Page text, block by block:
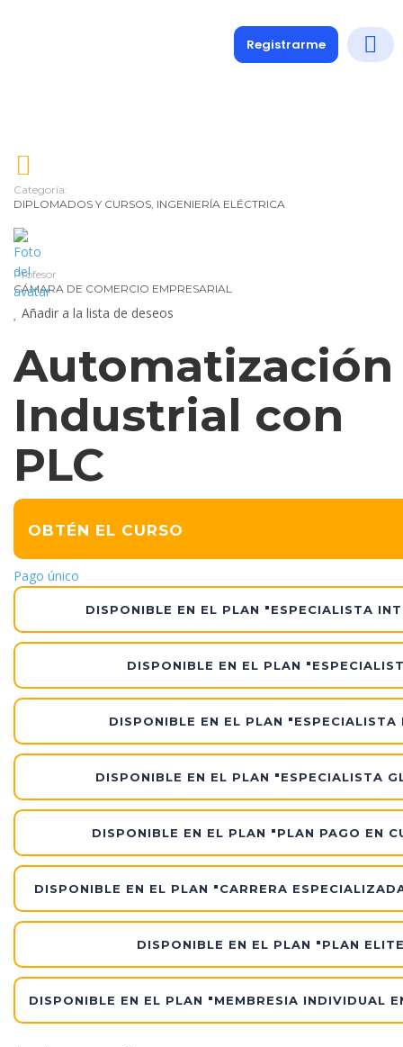
Registrarme
Categoría:
DIPLOMADOS Y CURSOS, INGENIERÍA ELÉCTRICA
Profesor
CÁMARA DE COMERCIO EMPRESARIAL
Añadir a la lista de deseos
Automatización
Industrial con
PLC
OBTÉN EL CURSO
Pago único
DISPONIBLE EN EL PLAN "ESPECIALISTA
DISPONIBLE EN EL PLAN
DISPONIBLE EN EL PLAN "ESPECIALISTA
DISPONIBLE EN EL PLAN "ESPECIALISTA
DISPONIBLE EN EL PLAN "PLAN PAGO EN
DISPONIBLE EN EL PLAN "CARRERA
DISPONIBLE EN EL PLAN "PLAN
DISPONIBLE EN EL PLAN "MEMBRESIA INDIVIDUAL